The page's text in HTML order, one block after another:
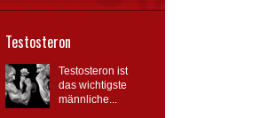
Testosteron
Testosteron ist
das wichtigste
männliche...